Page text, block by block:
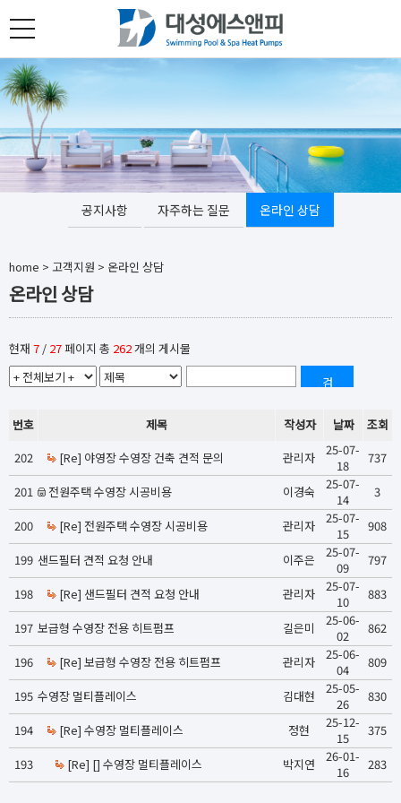
toggle
navigation
공지사항 자주하는 질문 온라인 상담
home > 고객지원 > 온라인 상담
온라인 상담
현재 7 / 27페이지 총 262개의 게시물
검
번호
제목 작성자 날짜
조회
202
[Re] 야영장 수영장 건축 견적 문의 관리자
25-07-
18
737
201
전원주택 수영장 시공비용 이경숙
25-07-
14
3
200
[Re] 전원주택 수영장 시공비용 관리자
25-07-
15
908
199 샌드필터 견적 요청 안내 이주은
25-07-
09
797
198
[Re] 샌드필터 견적 요청 안내 관리자
25-07-
10
883
197 보급형 수영장 전용 히트펌프 길은미
25-06-
02
862
196
[Re] 보급형 수영장 전용 히트펌프 관리자
25-06-
04
809
195 수영장 멀티플레이스 김대현
25-05-
26
830
194
[Re] 수영장 멀티플레이스 정현
25-12-
15
375
193
[Re] [] 수영장 멀티플레이스 박지연
26-01-
16
283